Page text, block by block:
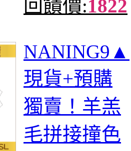
回饋價:1822
NANING9▲
現貨+預購
獨賣！羊羔
毛拼接撞色